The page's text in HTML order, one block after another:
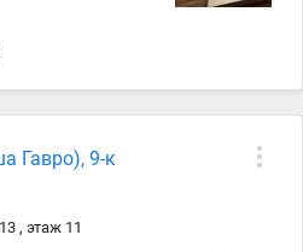
Гавро), 9-к
, этаж 11